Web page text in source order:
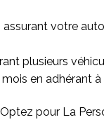
assurant votre
plusieurs
en adhérant à
pour La